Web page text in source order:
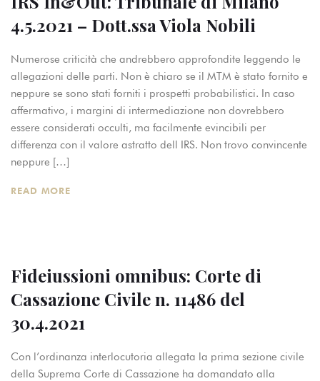
4.5.2021 – Dott.ssa Viola Nobili
Numerose criticità che andrebbero approfondite leggendo le
allegazioni delle parti. Non è chiaro se il MTM è stato fornito e
neppure se sono stati forniti i prospetti probabilistici. In caso
affermativo, i margini di intermediazione non dovrebbero
essere considerati occulti, ma facilmente evincibili per
differenza con il valore astratto dell IRS. Non trovo convincente
neppure […]
READ MORE
Fideiussioni omnibus: Corte di
Cassazione Civile n. 11486 del
30.4.2021
Con l’ordinanza interlocutoria allegata la prima sezione civile
della Suprema Corte di Cassazione ha domandato alla